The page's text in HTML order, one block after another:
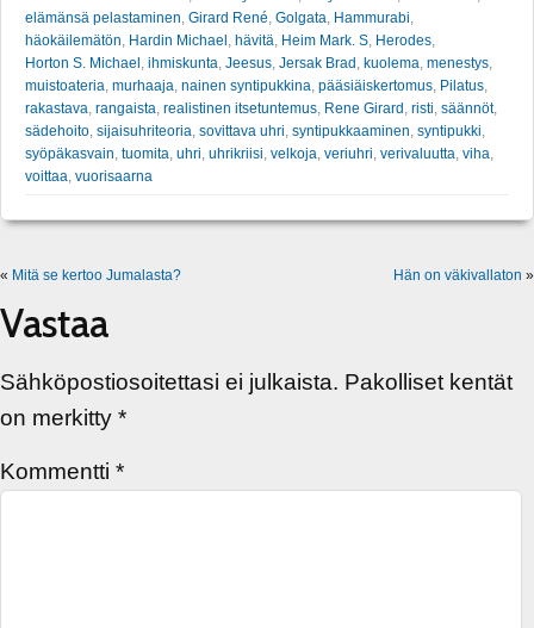
elämänsä pelastaminen, Girard René, Golgata, Hammurabi,
häokäilemätön, Hardin Michael , hävitä, Heim Mark. S, Herodes,
Horton S. Michael , ihmiskunta, Jeesus, Jersak Brad , kuolema, menestys,
muistoateria, murhaaja, nainen syntipukkina, pääsiäiskertomus, Pilatus,
rakastava, rangaista, realistinen itsetuntemus, Rene Girard , risti, säännöt,
sädehoito, sijaisuhriteoria, sovittava uhri, syntipukkaaminen, syntipukki,
syöpäkasvain, tuomita, uhri, uhrikriisi, velkoja, veriuhri, verivaluutta, viha,
voittaa, vuorisaarna
« Mitä se kertoo Jumalasta? Hän on väkivallaton »
Vastaa
Sähköpostiosoitettasi ei julkaista. Pakolliset kentät
on merkitty *
Kommentti *